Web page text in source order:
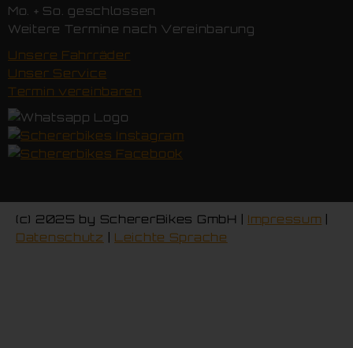
Mo. + So. geschlossen
Weitere Termine nach Vereinbarung
Unsere Fahrräder
Unser Service
Termin vereinbaren
(c) 2025 by SchererBikes GmbH | Impressum
Datenschutz
Leichte Sprache